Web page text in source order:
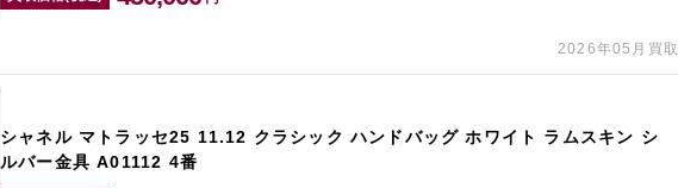
2026年05月買取
シャネル マトラッセ25 11.12 クラシック ハンドバッグ ホワイト ラムスキン シ
ルバー金具 A01112 4番